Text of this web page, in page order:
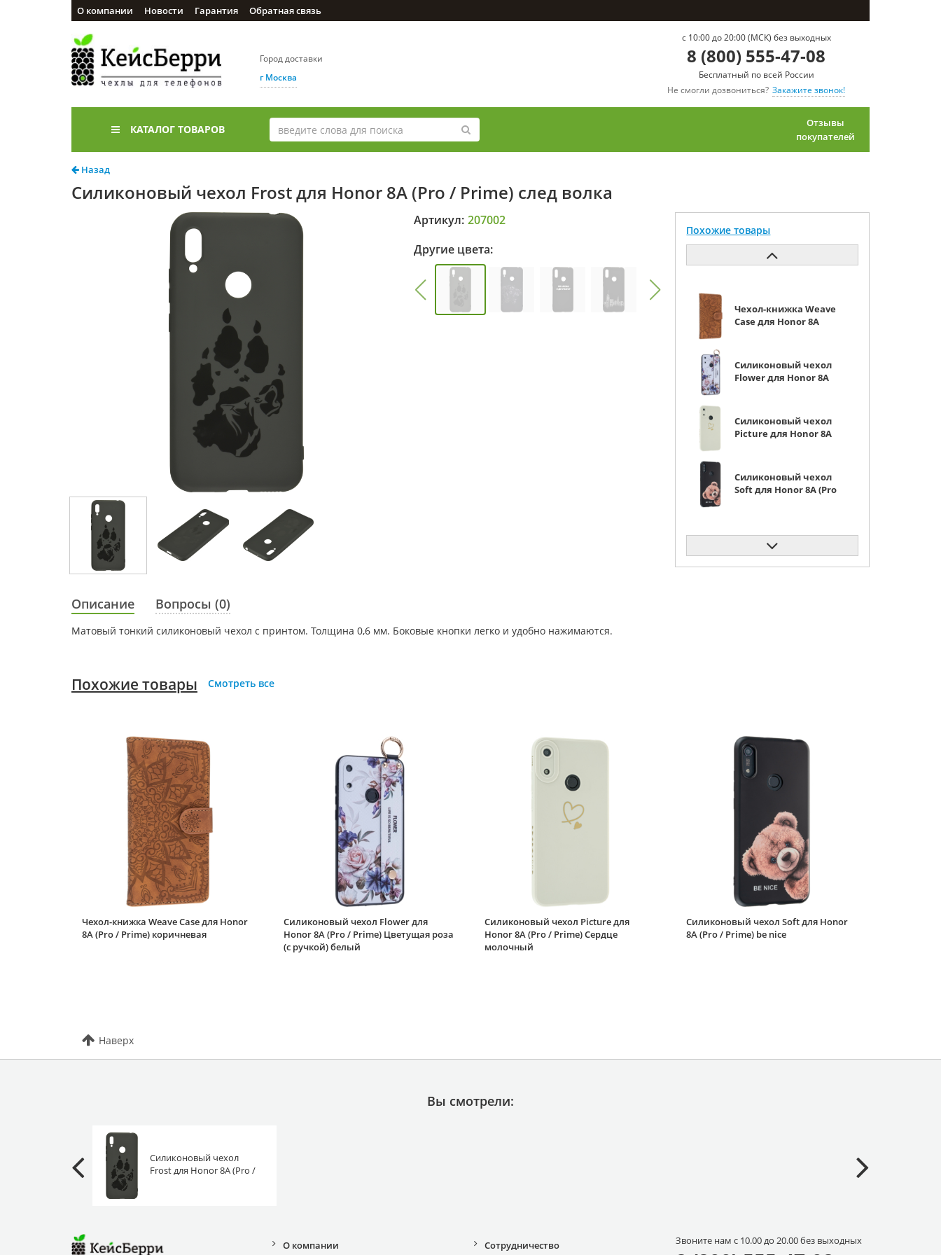
О компании Новости Гарантия Обратная связь
Город доставки
г Москва
c 10:00 до 20:00 (МСК) без выходных
8 (800) 555-47-08
Бесплатный по всей России
Не смогли дозвониться? Закажите звонок!
КАТАЛОГ ТОВАРОВ
Отзывы
покупателей
Назад
Силиконовый чехол Frost для Honor 8A (Pro / Prime) след волка
Артикул: 207002
Другие цвета:
Похожие товары
Чехол-книжка Weave
Case для Honor 8A
Силиконовый чехол
Flower для Honor 8A
ручкой) белый
Силиконовый чехол
Picture для Honor 8A
Силиконовый чехол
Soft для Honor 8A (Pro
Описание Вопросы (0)
Матовый тонкий силиконовый чехол с принтом. Толщина 0,6 мм. Боковые кнопки легко и удобно нажимаются.
Похожие товары Смотреть все
Чехол-книжка Weave Case для Honor
8A (Pro / Prime) коричневая
Силиконовый чехол Flower для
Honor 8A (Pro / Prime) Цветущая роза
(с ручкой) белый
Силиконовый чехол Picture для
Honor 8A (Pro / Prime) Сердце
молочный
Силиконовый чехол Soft для Honor
8A (Pro / Prime) be nice
Наверх
Вы смотрели:
Силиконовый чехол
Frost для Honor 8A (Pro /
О компании Сотрудничество Звоните нам с 10.00 до 20.00 без выходных